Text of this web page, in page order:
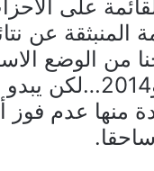
على
عن
من الوضع
لسنتي 2011
منها عدم